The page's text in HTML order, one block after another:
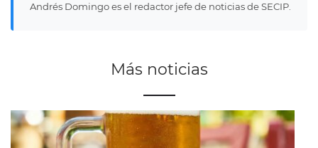
Andrés Domingo es el redactor jefe de noticias de SECIP.
Más noticias